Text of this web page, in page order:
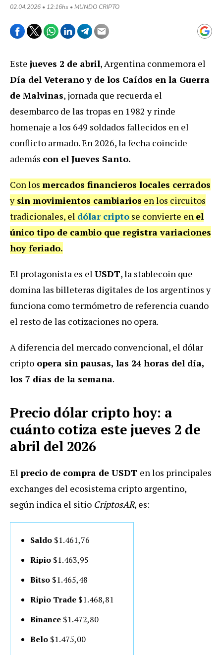
02.04.2026 • 12:16hs • MUNDO CRIPTO
Este jueves 2 de abril, Argentina conmemora el
Día del Veterano y de los Caídos en la Guerra
de Malvinas, jornada que recuerda el
desembarco de las tropas en 1982 y rinde
homenaje a los 649 soldados fallecidos en el
conflicto armado. En 2026, la fecha coincide
además con el Jueves Santo.
Con los mercados financieros locales cerrados
ysin movimientos cambiarios en los circuitos
tradicionales, el dólar cripto se convierte en el
único tipo de cambio que registra variaciones
hoy feriado.
El protagonista es el USDT, la stablecoin que
domina las billeteras digitales de los argentinos y
funciona como termómetro de referencia cuando
el resto de las cotizaciones no opera.
A diferencia del mercado convencional, el dólar
cripto opera sin pausas, las 24 horas del día,
los 7 días de la semana.
Precio dólar cripto hoy: a
cuánto cotiza este jueves 2 de
abril del 2026
El precio de compra de USDT en los principales
exchanges del ecosistema cripto argentino,
según indica el sitio CriptosAR, es:
Saldo $1.461,76
Ripio $1.463,95
Bitso $1.465,48
Ripio Trade $1.468,81
Binance $1.472,80
Belo $1.475,00